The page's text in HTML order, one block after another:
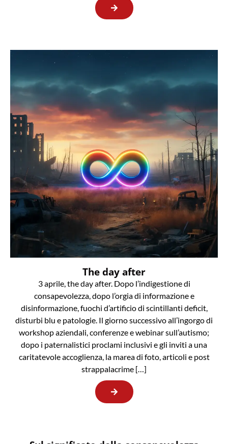
The day after
3 aprile, the day after. Dopo l’indigestione di
consapevolezza, dopo l’orgia di informazione e
disinformazione, fuochi d’artificio di scintillanti deficit,
disturbi blu e patologie. Il giorno successivo all’ingorgo di
workshop aziendali, conferenze e webinar sull’autismo;
dopo i paternalistici proclami inclusivi e gli inviti a una
caritatevole accoglienza, la marea di foto, articoli e post
strappalacrime […]